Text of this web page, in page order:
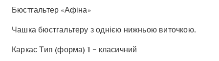
Бюстгальтер «Афіна»
Чашка бюстгальтеру з однією нижньою виточкою.
Каркас Тип (форма) 1 – класичний